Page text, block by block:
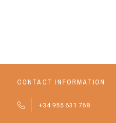
CONTACT INFORMATION
+34 955 631 768